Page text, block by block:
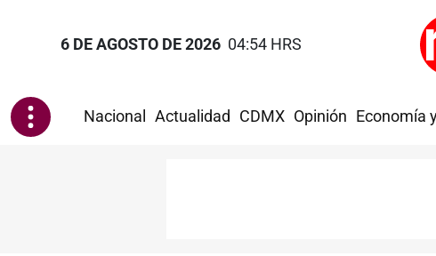
6 DE AGOSTO DE 2026 04:54 HRS
Nacional Actualidad CDMX Opinión Economía